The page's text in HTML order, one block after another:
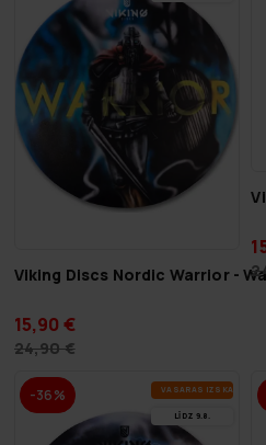
Viking Discs Nordic Warrior -
15,90 €
24,90 €
-36% VA­SA­RAS IZ­SKA­ŅA
LĪDZ 9.8.